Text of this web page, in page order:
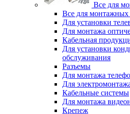
Все для
Все для монтажных
Для установки
Для монтажа
Кабельная
Для установки
обслуживания
Разъемы
Для монтажа
Для
Кабельные системы
Для монтажа
Крепеж